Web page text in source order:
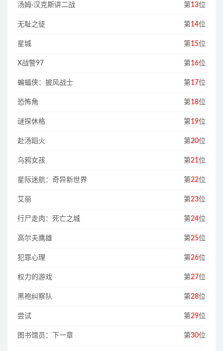
汤姆·汉克斯讲二战 第13位
无耻之徒 第14位
星城 第15位
X战警97 第16位
蝙蝠侠：披风战士 第17位
恐怖角 第18位
谜探休格 第19位
赴汤蹈火 第20位
乌鸦女孩 第21位
星际迷航：奇异新世界 第22位
艾丽 第23位
行尸走肉：死亡之城 第24位
高尔夫鹰雄 第25位
犯罪心理 第26位
权力的游戏 第27位
黑袍纠察队 第28位
尝试 第29位
图书馆员：下一章 第30位